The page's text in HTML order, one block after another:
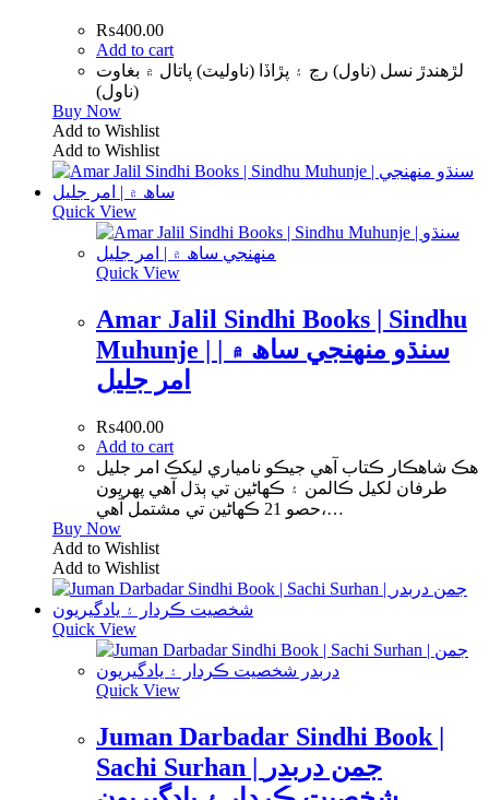
₨400.00
Add to cart
لڙهندڙ نسل (ناول) رڃ ۽ پڙاڏا (ناوليٽ) پاتال ۾ بغاوت
(ناول)
Buy Now
Add to Wishlist
Add to Wishlist
Quick View
Quick View
Amar Jalil Sindhi Books | Sindhu
Muhunje | سنڌو منھنجي ساھ ۾ |
امر جليل
₨400.00
Add to cart
هڪ شاهڪار ڪتاب آهي جيڪو نامياري ليکڪ امر جليل
طرفان لکيل ڪالمن ۽ ڪهاڻين تي ٻڌل آهي پهريون
حصو 21 ڪهاڻين تي مشتمل آهي،…
Buy Now
Add to Wishlist
Add to Wishlist
Quick View
Quick View
Juman Darbadar Sindhi Book |
Sachi Surhan | جمن دربدر